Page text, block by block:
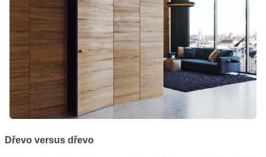
Dřevo versus dřevo